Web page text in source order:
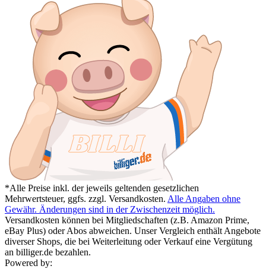
*Alle Preise inkl. der jeweils geltenden gesetzlichen
Mehrwertsteuer, ggfs. zzgl. Versandkosten. Alle Angaben ohne
Gewähr. Änderungen sind in der Zwischenzeit möglich.
Versandkosten können bei Mitgliedschaften (z.B. Amazon Prime,
eBay Plus) oder Abos abweichen. Unser Vergleich enthält Angebote
diverser Shops, die bei Weiterleitung oder Verkauf eine Vergütung
an billiger.de bezahlen.
Powered by: